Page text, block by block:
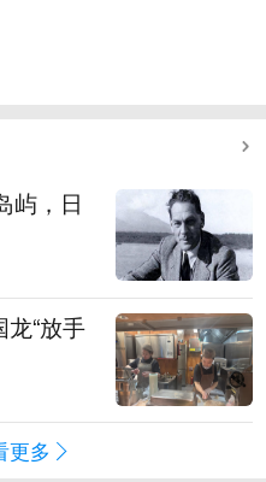
屿，日
龙“放手
更多